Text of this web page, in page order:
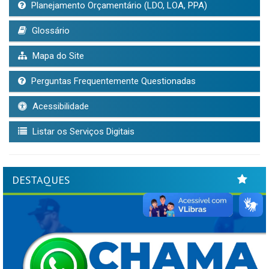
Planejamento Orçamentário (LDO, LOA, PPA)
Glossário
Mapa do Site
Perguntas Frequentemente Questionadas
Acessibilidade
Listar os Serviços Digitais
DESTAQUES